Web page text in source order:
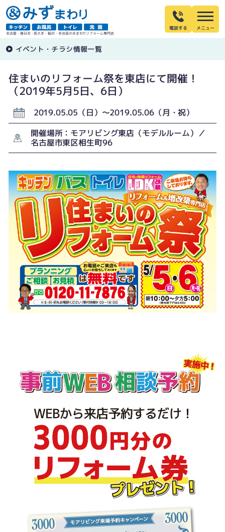
名古屋・春日井・長久手・稲沢・多治見の水まわりリフォーム専門店
電話する
イベント・チラシ情報一覧
住まいのリフォーム祭を東店にて開催！
（2019年5月5日、6日）
2019.05.05（日）〜2019.05.06（月・祝）
開催場所：モアリビング東店（モデルルーム）／
名古屋市東区相生町96